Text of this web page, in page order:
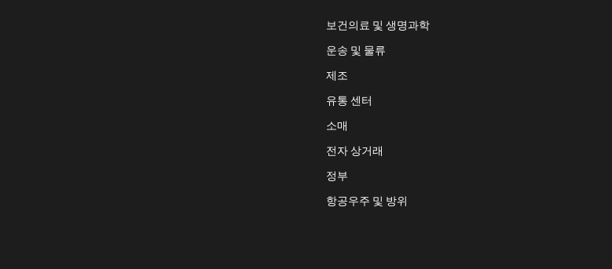
보건의료 및 생명과학
운송 및 물류
제조
유통 센터
소매
전자 상거래
정부
항공우주 및 방위